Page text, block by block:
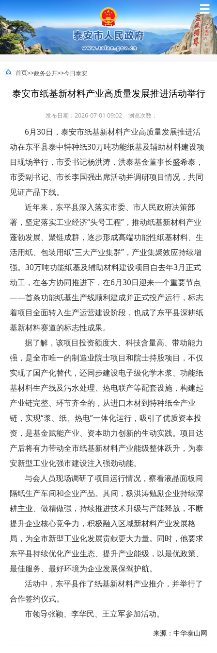
☰
首页>>政务公开>>今日泰安
泰安市纸基新材料产业高质量发展推进活动举行
发布日期：2026-07-01 09:02 浏览次数：
6月30日，泰安市纸基新材料产业高质量发展推进活
动在东平县泰中特种纸30万吨功能纸基及辅助材料建设项
目现场举行，市委书记杨洪涛，洪泰基金董事长盛希泰，
市委副书记、市长李国强出席活动并调研项目情况，共同
见证产品下线。
近年来，东平县深入落实市委、市人民政府决策部
署，坚定落实工业经济“头号工程”，推动纸基新材料产业
蓬勃发展、聚链成群，逐步形成高端功能性纸基材料、生
活用纸、包装用纸“三大产业集群”，产业集聚效应持续增
强。30万吨功能纸基及辅助材料建设项目自去年3月正式
动工，在各方协同推进下，在6月30日迎来一个重要节点
——首条功能纸基生产线顺利建成并正式投产运行，标志
着项目全面转入生产运营建设阶段，也成了东平县深耕纸
基新材料赛道的标志性成果。
据了解，该项目投资额度大、科技含量高、带动能力
强，是全市唯一的制造业院士项目和院士持股项目，不仅
实现了国产化替代，还同步建设电子级化学木浆、功能纸
基材料生产线及污水处理、热电联产等配套设施，构建起
产业链完整、环节齐全的，从进口木材到特种纸全产业
链，实现“浆、纸、热电”一体化运行，吸引了优质资本投
资，是基金赋能产业、资本助力创新的生动实践。项目达
产后将有力带动全市纸基新材料产业能级整体跃升，为泰
安新型工业化强市建设注入强劲动能。
与会人员现场调研了项目运行情况，察看液晶面板间
隔纸生产车间和企业产品。其间，杨洪涛勉励企业持续深
耕主业、做精做强，持续推进技术升级与产能释放，不断
提升企业核心竞争力，积极融入区域新材料产业发展格
局，为全市新型工业化发展贡献更大力量。同时，他要求
东平县持续优化产业生态、提升产业能级，以最优政策、
最佳服务、最好环境为企业发展保驾护航。
活动中，东平县作了纸基新材料产业推介，并举行了
合作签约仪式。
市领导张颖、李华民、王立军参加活动。
来源： 中华泰山网